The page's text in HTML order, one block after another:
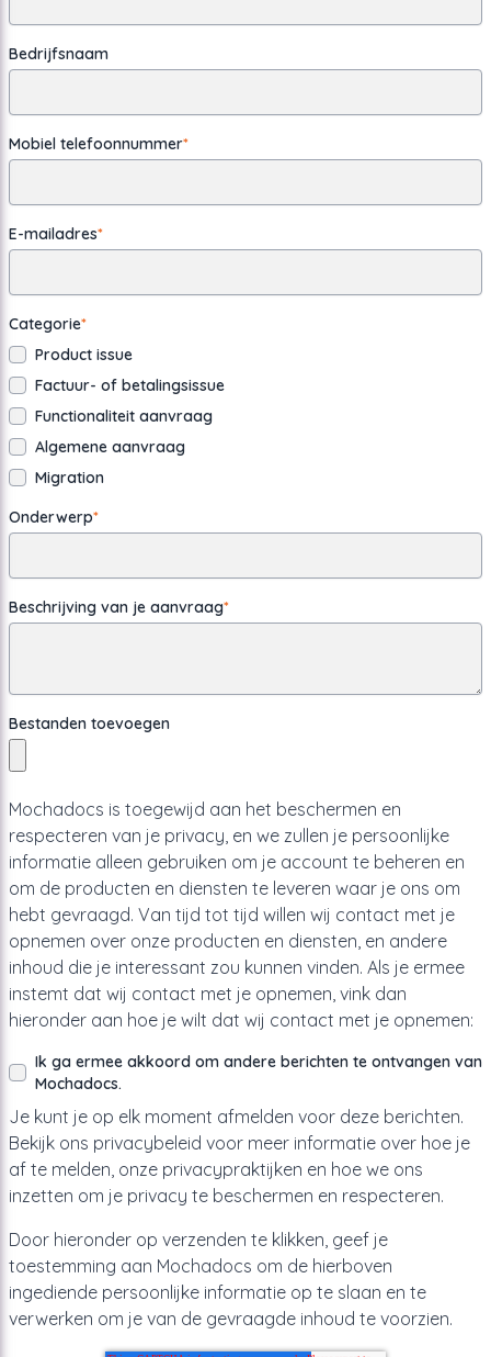
Bedrijfsnaam
Mobiel telefoonnummer*
E-mailadres*
Categorie*
Product issue
Factuur- of betalingsissue
Functionaliteit aanvraag
Algemene aanvraag
Migration
Onderwerp*
Beschrijving van je aanvraag*
Bestanden toevoegen
Mochadocs is toegewijd aan het beschermen en
respecteren van je privacy, en we zullen je persoonlijke
informatie alleen gebruiken om je account te beheren en
om de producten en diensten te leveren waar je ons om
hebt gevraagd. Van tijd tot tijd willen wij contact met je
opnemen over onze producten en diensten, en andere
inhoud die je interessant zou kunnen vinden. Als je ermee
instemt dat wij contact met je opnemen, vink dan
hieronder aan hoe je wilt dat wij contact met je opnemen:
Ik ga ermee akkoord om andere berichten te ontvangen van
Mochadocs.
Je kunt je op elk moment afmelden voor deze berichten.
Bekijk ons privacybeleid voor meer informatie over hoe je
af te melden, onze privacypraktijken en hoe we ons
inzetten om je privacy te beschermen en respecteren.
Door hieronder op verzenden te klikken, geef je
toestemming aan Mochadocs om de hierboven
ingediende persoonlijke informatie op te slaan en te
verwerken om je van de gevraagde inhoud te voorzien.